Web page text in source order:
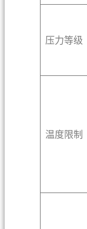
压力等级
温度限制